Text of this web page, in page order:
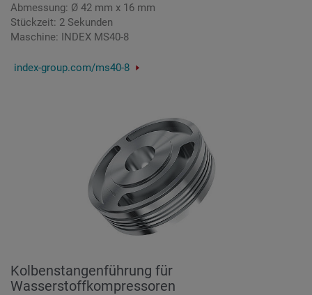
Abmessung: Ø 42 mm x 16 mm
Stückzeit: 2 Sekunden
Maschine: INDEX MS40-8
index-group.com/ms40-8
Kolbenstangenführung für
Wasserstoffkompressoren